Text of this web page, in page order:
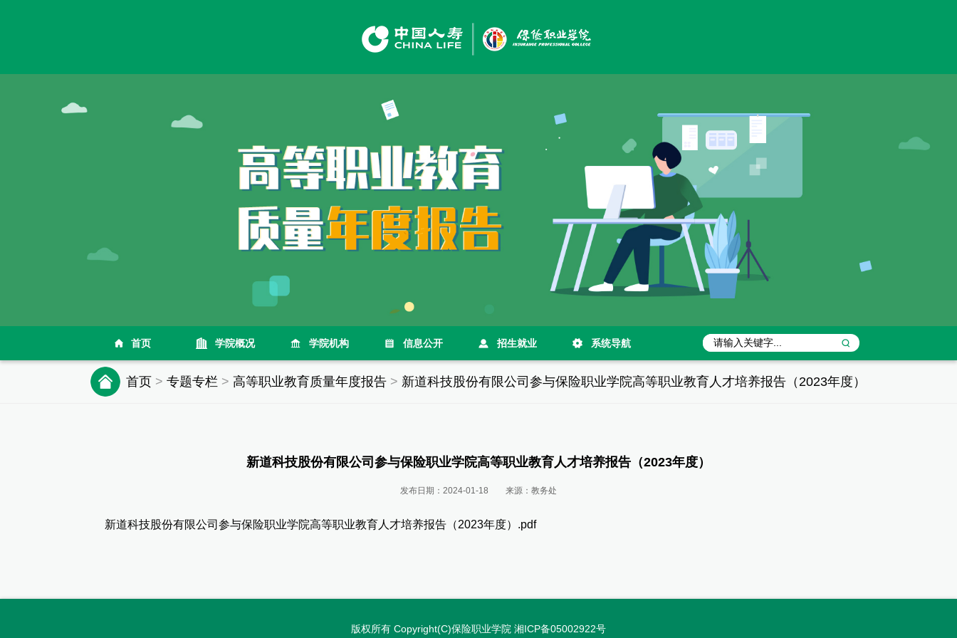
首页 学院概况 学院机构 信息公开 招生就业 系统导航
首页 > 专题专栏 > 高等职业教育质量年度报告 > 新道科技股份有限公司参与保险职业学院高等职业教育人才培养报告（2023年度）
新道科技股份有限公司参与保险职业学院高等职业教育人才培养报告（2023年度）
发布日期： 2024-01-18 来源： 教务处
新道科技股份有限公司参与保险职业学院高等职业教育人才培养报告（2023年度）.pdf
版权所有 Copyright(C)保险职业学院 湘ICP备05002922号